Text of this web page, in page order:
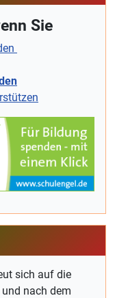
Sie
sich auf die
nach dem